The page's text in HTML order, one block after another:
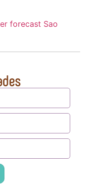
forecast Sao